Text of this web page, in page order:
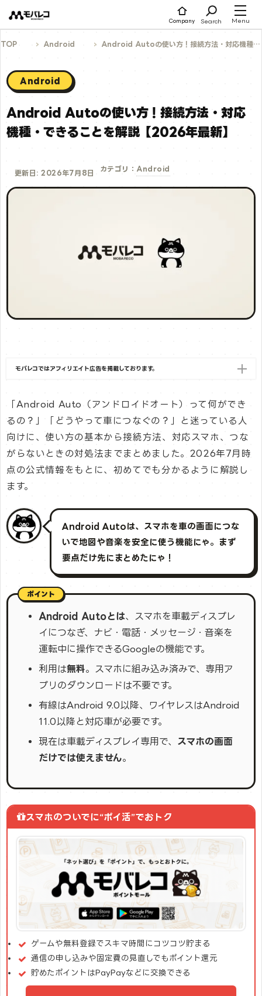
ツ
ス
Company Search Menu
TOP Android Android Autoの使い方！接続方法・対応機種・できることを解説【2026年最新】
Android
Android Autoの使い方！接続方法・対応
機種・できることを解説【2026年最新】
更新日: 2026年7月8日
カテゴリ： Android
モバレコではアフィリエイト広告を掲載しております。
「Android Auto（アンドロイドオート）って何ができ
るの？」「どうやって車につなぐの？」と迷っている人
向けに、使い方の基本から接続方法、対応スマホ、つな
がらないときの対処法までまとめました。2026年7月時
点の公式情報をもとに、初めてでも分かるように解説し
ます。
Android Autoは、スマホを車の画面につな
いで地図や音楽を安全に使う機能にゃ。まず
要点だけ先にまとめたにゃ！
Android Autoとは、スマホを車載ディスプレ
イにつなぎ、ナビ・電話・メッセージ・音楽を
運転中に操作できるGoogleの機能です。
利用は無料。スマホに組み込み済みで、専用ア
プリのダウンロードは不要です。
有線はAndroid 9.0以降、ワイヤレスはAndroid
11.0以降と対応車が必要です。
現在は車載ディスプレイ専用で、 スマホの画面
だけでは使えません。
スマホのついでに“ポイ活”でおトク
ゲームや無料登録でスキマ時間にコツコツ貯まる
通信の申し込みや固定費の見直しでもポイント還元
貯めたポイントはPayPayなどに交換できる